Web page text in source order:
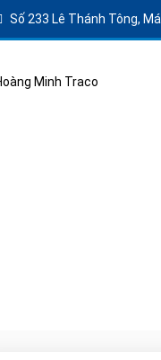
Số 233 Lê Thánh Tông,